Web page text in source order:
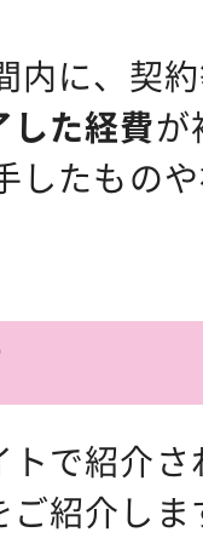
に、契
した経費が
たもの
で紹介
ご紹介しま